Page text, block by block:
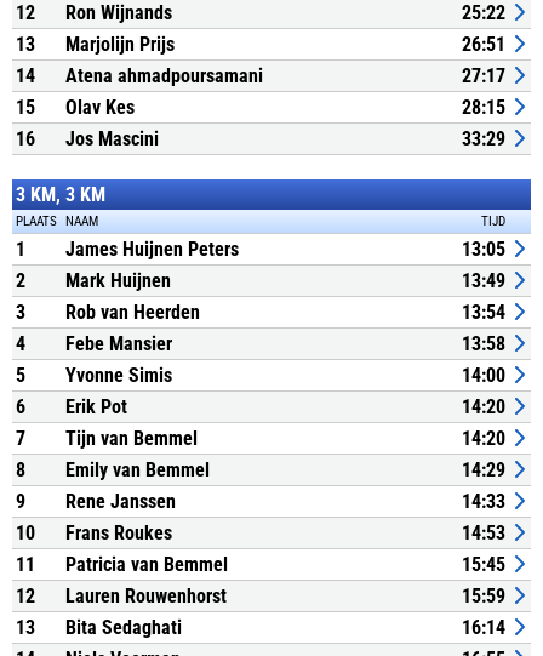
12
Ron Wijnands
25:22
13
Marjolijn Prijs
26:51
14
Atena ahmadpoursamani
27:17
15
Olav Kes
28:15
16
Jos Mascini 33:29
3 KM, 3 KM
PLAATS NAAM TIJD
1 James Huijnen Peters
13:05
2
Mark Huijnen
13:49
3
Rob van Heerden
13:54
4
Febe Mansier
13:58
5
Yvonne Simis
14:00
6
Erik Pot
14:20
7
Tijn van Bemmel
14:20
8
Emily van Bemmel
14:29
9
Rene Janssen
14:33
10
Frans Roukes
14:53
11
Patricia van Bemmel
15:45
12
Lauren Rouwenhorst
15:59
13
Bita Sedaghati
16:14